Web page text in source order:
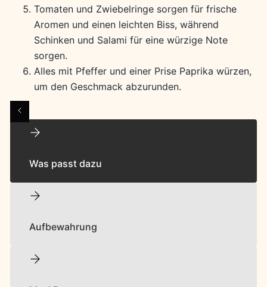
Tomaten und Zwiebelringe sorgen für frische
Aromen und einen leichten Biss, während
Schinken und Salami für eine würzige Note
sorgen.
Alles mit Pfeffer und einer Prise Paprika würzen,
um den Geschmack abzurunden.
Was passt dazu
Aufbewahrung